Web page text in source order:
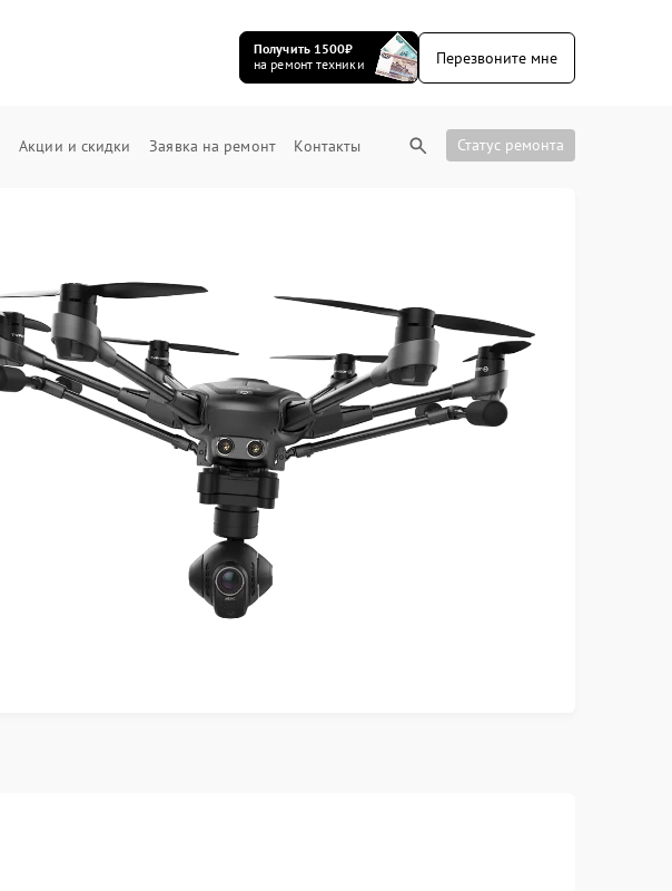
Получить 1500₽
на ремонт техники
Перезвоните мне
Акции и скидки Заявка на ремонт Контакты Статус ремонта